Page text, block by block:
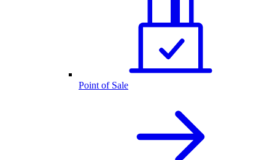
Point of Sale